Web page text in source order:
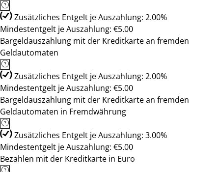
Zusätzliches Entgelt je Auszahlung: 2.00%
Mindestentgelt je Auszahlung: €5.00
Bargeldauszahlung mit der Kreditkarte an fremden
Geldautomaten
Zusätzliches Entgelt je Auszahlung: 2.00%
Mindestentgelt je Auszahlung: €5.00
Bargeldauszahlung mit der Kreditkarte an fremden
Geldautomaten in Fremdwährung
Zusätzliches Entgelt je Auszahlung: 3.00%
Mindestentgelt je Auszahlung: €5.00
Bezahlen mit der Kreditkarte in Euro